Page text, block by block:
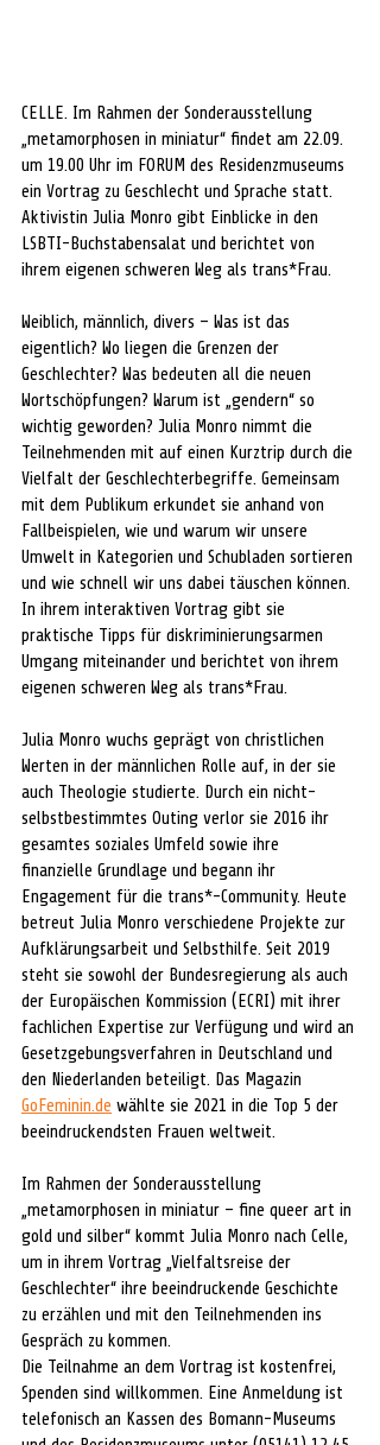
CELLE. Im Rahmen der Sonderausstellung
„metamorphosen in miniatur“ findet am 22.09.
um 19.00 Uhr im FORUM des Residenzmuseums
ein Vortrag zu Geschlecht und Sprache statt.
Aktivistin Julia Monro gibt Einblicke in den
LSBTI-Buchstabensalat und berichtet von
ihrem eigenen schweren Weg als trans*Frau.
Weiblich, männlich, divers – Was ist das
eigentlich? Wo liegen die Grenzen der
Geschlechter? Was bedeuten all die neuen
Wortschöpfungen? Warum ist „gendern“ so
wichtig geworden? Julia Monro nimmt die
Teilnehmenden mit auf einen Kurztrip durch die
Vielfalt der Geschlechterbegriffe. Gemeinsam
mit dem Publikum erkundet sie anhand von
Fallbeispielen, wie und warum wir unsere
Umwelt in Kategorien und Schubladen sortieren
und wie schnell wir uns dabei täuschen können.
In ihrem interaktiven Vortrag gibt sie
praktische Tipps für diskriminierungsarmen
Umgang miteinander und berichtet von ihrem
eigenen schweren Weg als trans*Frau.
Julia Monro wuchs geprägt von christlichen
Werten in der männlichen Rolle auf, in der sie
auch Theologie studierte. Durch ein nicht-
selbstbestimmtes Outing verlor sie 2016 ihr
gesamtes soziales Umfeld sowie ihre
finanzielle Grundlage und begann ihr
Engagement für die trans*-Community. Heute
betreut Julia Monro verschiedene Projekte zur
Aufklärungsarbeit und Selbsthilfe. Seit 2019
steht sie sowohl der Bundesregierung als auch
der Europäischen Kommission (ECRI) mit ihrer
fachlichen Expertise zur Verfügung und wird an
Gesetzgebungsverfahren in Deutschland und
den Niederlanden beteiligt. Das Magazin
GoFeminin.de wählte sie 2021 in die Top 5 der
beeindruckendsten Frauen weltweit.
Im Rahmen der Sonderausstellung
„metamorphosen in miniatur – fine queer art in
gold und silber“ kommt Julia Monro nach Celle,
um in ihrem Vortrag „Vielfaltsreise der
Geschlechter“ ihre beeindruckende Geschichte
zu erzählen und mit den Teilnehmenden ins
Gespräch zu kommen.
Die Teilnahme an dem Vortrag ist kostenfrei,
Spenden sind willkommen. Eine Anmeldung ist
telefonisch an Kassen des Bomann-Museums